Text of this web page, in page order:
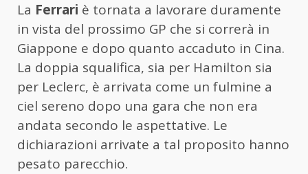
La Ferrari è tornata a lavorare duramente
in vista del prossimo GP che si correrà in
Giappone e dopo quanto accaduto in Cina.
La doppia squalifica, sia per Hamilton sia
per Leclerc, è arrivata come un fulmine a
ciel sereno dopo una gara che non era
andata secondo le aspettative. Le
dichiarazioni arrivate a tal proposito hanno
pesato parecchio.